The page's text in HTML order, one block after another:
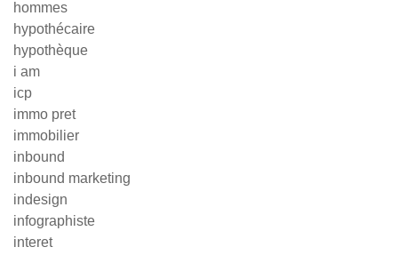
hommes
hypothécaire
hypothèque
i am
icp
immo pret
immobilier
inbound
inbound marketing
indesign
infographiste
interet